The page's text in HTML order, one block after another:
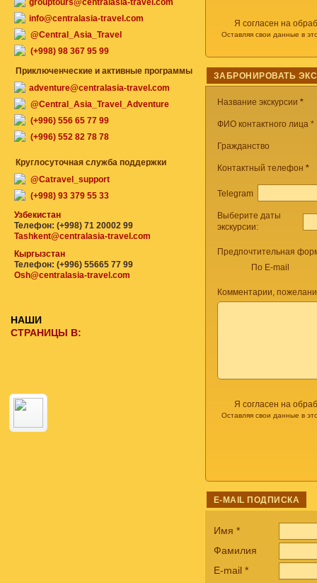
Я согласен на
Оставляя свои данные в
ЗАБРОНИРОВАТЬ
Название экскурсии *
ФИО контактного лица *
Гражданство
Контактный телефон *
Telegram
Выберите даты
экскурсии:
Предпочтительная
По E-mail
Комментарии,
Я согласен на
Оставляя свои данные в
E-MAIL ПОДПИСКА
Имя *
Фамилия
E-mail *
grouptours@centralasia-travel.com
info@centralasia-travel.com
@Central_Asia_Travel
(+998) 98 367 95 99
Приключенческие и активные программы
adventure@centralasia-travel.com
@Central_Asia_Travel_Adventure
(+996) 556 65 77 99
(+996) 552 82 78 78
Круглосуточная служба поддержки
@Catravel_support
(+998) 93 379 55 33
Узбекистан
Телефон: (+998) 71 20002 99
Tashkent@centralasia-travel.com
Кыргызстан
Телефон: (+996) 55665 77 99
Osh@centralasia-travel.com
НАШИ
СТРАНИЦЫ В: